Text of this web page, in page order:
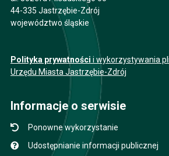
44-335 Jastrzębie-Zdrój
województwo śląskie
Polityka prywatności i wykorzystywania
Urzędu Miasta Jastrzębie-Zdrój
Informacje o serwisie
Ponowne wykorzystanie
Udostępnianie informacji publicznej